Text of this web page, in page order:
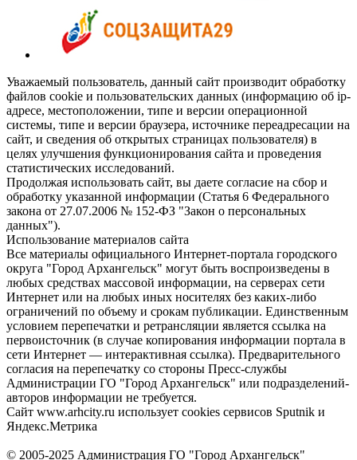
Уважаемый пользователь, данный сайт производит обработку
файлов cookie и пользовательских данных (информацию об ip-
адресе, местоположении, типе и версии операционной
системы, типе и версии браузера, источнике переадресации на
сайт, и сведения об открытых страницах пользователя) в
целях улучшения функционирования сайта и проведения
статистических исследований.
Продолжая использовать сайт, вы даете согласие на сбор и
обработку указанной информации (Статья 6 Федерального
закона от 27.07.2006 № 152-ФЗ "Закон о персональных
данных").
Использование материалов сайта
Все материалы официального Интернет-портала городского
округа "Город Архангельск" могут быть воспроизведены в
любых средствах массовой информации, на серверах сети
Интернет или на любых иных носителях без каких-либо
ограничений по объему и срокам публикации. Единственным
условием перепечатки и ретрансляции является ссылка на
первоисточник (в случае копирования информации портала в
сети Интернет — интерактивная ссылка). Предварительного
согласия на перепечатку со стороны Пресс-службы
Администрации ГО "Город Архангельск" или подразделений-
авторов информации не требуется.
Сайт www.arhcity.ru использует cookies сервисов Sputnik и
Яндекс.Метрика
© 2005-2025 Администрация ГО "Город Архангельск"